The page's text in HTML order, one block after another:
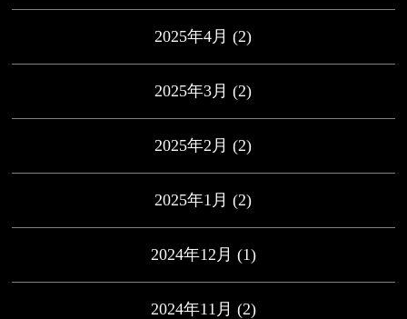
2025年4月 (2)
2025年3月 (2)
2025年2月 (2)
2025年1月 (2)
2024年12月 (1)
2024年11月 (2)